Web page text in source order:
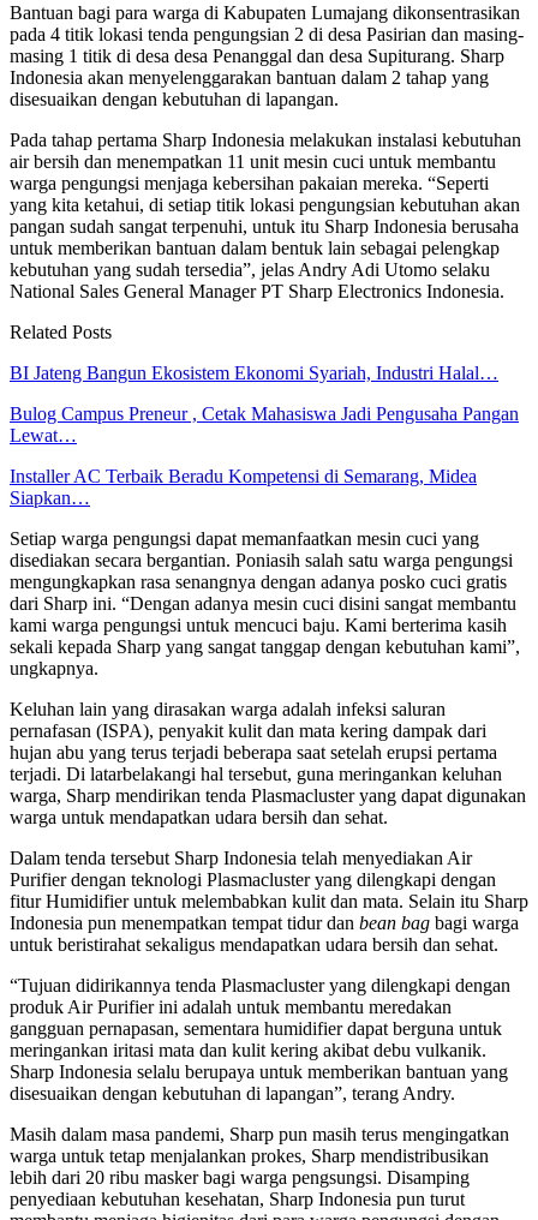
Bantuan bagi para warga di Kabupaten Lumajang dikonsentrasikan
pada 4 titik lokasi tenda pengungsian 2 di desa Pasirian dan masing-
masing 1 titik di desa desa Penanggal dan desa Supiturang. Sharp
Indonesia akan menyelenggarakan bantuan dalam 2 tahap yang
disesuaikan dengan kebutuhan di lapangan.
Pada tahap pertama Sharp Indonesia melakukan instalasi kebutuhan
air bersih dan menempatkan 11 unit mesin cuci untuk membantu
warga pengungsi menjaga kebersihan pakaian mereka. “Seperti
yang kita ketahui, di setiap titik lokasi pengungsian kebutuhan akan
pangan sudah sangat terpenuhi, untuk itu Sharp Indonesia berusaha
untuk memberikan bantuan dalam bentuk lain sebagai pelengkap
kebutuhan yang sudah tersedia”, jelas Andry Adi Utomo selaku
National Sales General Manager PT Sharp Electronics Indonesia.
Related Posts
BI Jateng Bangun Ekosistem Ekonomi Syariah, Industri Halal…
Bulog Campus Preneur , Cetak Mahasiswa Jadi Pengusaha Pangan
Lewat…
Installer AC Terbaik Beradu Kompetensi di Semarang, Midea
Siapkan…
Setiap warga pengungsi dapat memanfaatkan mesin cuci yang
disediakan secara bergantian. Poniasih salah satu warga pengungsi
mengungkapkan rasa senangnya dengan adanya posko cuci gratis
dari Sharp ini. “Dengan adanya mesin cuci disini sangat membantu
kami warga pengungsi untuk mencuci baju. Kami berterima kasih
sekali kepada Sharp yang sangat tanggap dengan kebutuhan kami”,
ungkapnya.
Keluhan lain yang dirasakan warga adalah infeksi saluran
pernafasan (ISPA), penyakit kulit dan mata kering dampak dari
hujan abu yang terus terjadi beberapa saat setelah erupsi pertama
terjadi. Di latarbelakangi hal tersebut, guna meringankan keluhan
warga, Sharp mendirikan tenda Plasmacluster yang dapat digunakan
warga untuk mendapatkan udara bersih dan sehat.
Dalam tenda tersebut Sharp Indonesia telah menyediakan Air
Purifier dengan teknologi Plasmacluster yang dilengkapi dengan
fitur Humidifier untuk melembabkan kulit dan mata. Selain itu Sharp
Indonesia pun menempatkan tempat tidur dan bean bag bagi warga
untuk beristirahat sekaligus mendapatkan udara bersih dan sehat.
“Tujuan didirikannya tenda Plasmacluster yang dilengkapi dengan
produk Air Purifier ini adalah untuk membantu meredakan
gangguan pernapasan, sementara humidifier dapat berguna untuk
meringankan iritasi mata dan kulit kering akibat debu vulkanik.
Sharp Indonesia selalu berupaya untuk memberikan bantuan yang
disesuaikan dengan kebutuhan di lapangan”, terang Andry.
Masih dalam masa pandemi, Sharp pun masih terus mengingatkan
warga untuk tetap menjalankan prokes, Sharp mendistribusikan
lebih dari 20 ribu masker bagi warga pengsungsi. Disamping
penyediaan kebutuhan kesehatan, Sharp Indonesia pun turut